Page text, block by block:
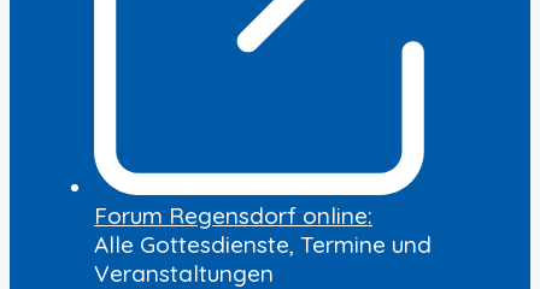
Forum Regensdorf online:
Alle Gottesdienste, Termine und
Veranstaltungen